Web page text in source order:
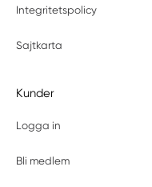
Integritetspolicy
Sajtkarta
Kunder
Logga in
Bli medlem